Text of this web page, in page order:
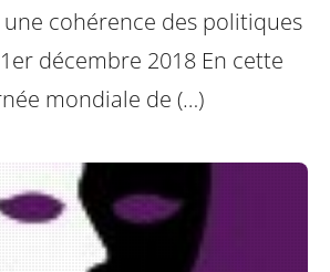
une cohérence des politiques
décembre 2018 En cette
mondiale de (…)